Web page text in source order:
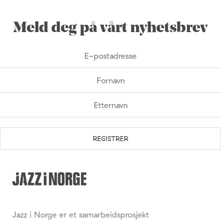
Meld deg på vårt nyhetsbrev
Jazz i Norge er et samarbeidsprosjekt